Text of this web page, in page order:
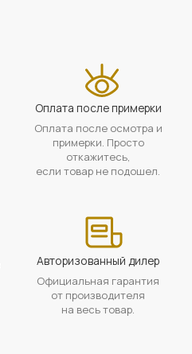
Оплата после примерки
Оплата после осмотра и
примерки. Просто
откажитесь,
если товар не подошел.
Авторизованный дилер
Официальная гарантия
от производителя
на весь товар.